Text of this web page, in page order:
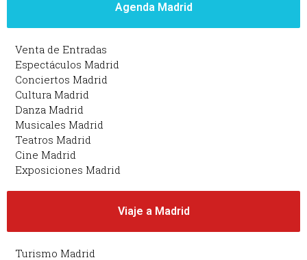
Agenda Madrid
Venta de Entradas
Espectáculos Madrid
Conciertos Madrid
Cultura Madrid
Danza Madrid
Musicales Madrid
Teatros Madrid
Cine Madrid
Exposiciones Madrid
Viaje a Madrid
Turismo Madrid